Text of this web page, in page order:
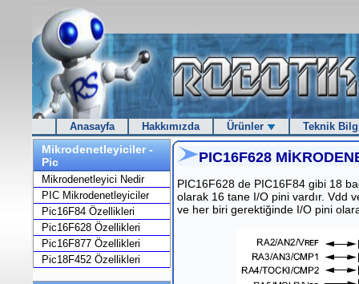
Anasayfa Hakkımızda Ürünler Teknik
Mikrodenetleyiciler -
Pic
Mikrodenetleyici Nedir
PIC Mikrodenetleyiciler
Pic16F84 Özellikleri
Pic16F628 Özellikleri
Pic16F877 Özellikleri
Pic18F452 Özellikleri
PIC16F628
PIC16F628 de PIC16F84 gibi 18
olarak 16 tane I/O pini vardır. Vdd
ve her biri gerektiğinde I/O pini